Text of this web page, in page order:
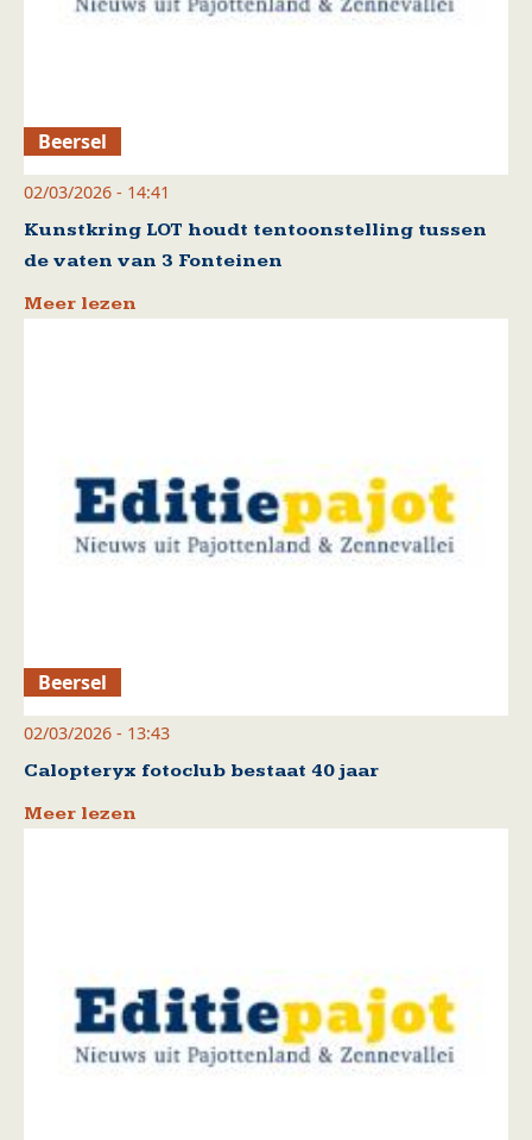
Beersel
02/03/2026 - 14:41
Kunstkring LOT houdt tentoonstelling tussen
de vaten van 3 Fonteinen
Meer lezen
Beersel
02/03/2026 - 13:43
Calopteryx fotoclub bestaat 40 jaar
Meer lezen